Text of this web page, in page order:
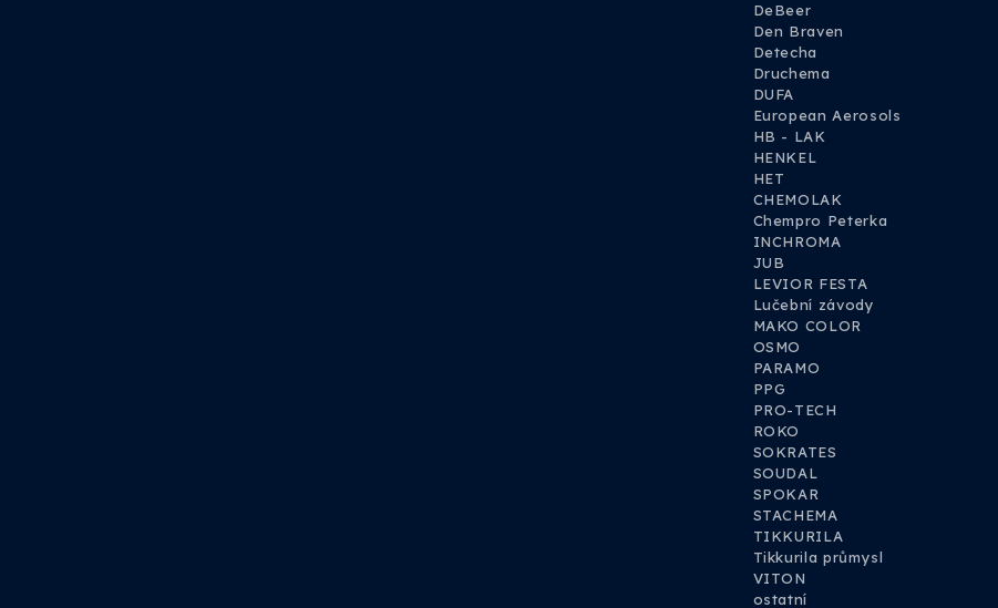
DeBeer
Den Braven
Detecha
Druchema
DUFA
European Aerosols
HB - LAK
HENKEL
HET
CHEMOLAK
Chempro Peterka
INCHROMA
JUB
LEVIOR FESTA
Lučební závody
MAKO COLOR
OSMO
PARAMO
PPG
PRO-TECH
ROKO
SOKRATES
SOUDAL
SPOKAR
STACHEMA
TIKKURILA
Tikkurila průmysl
VITON
ostatní